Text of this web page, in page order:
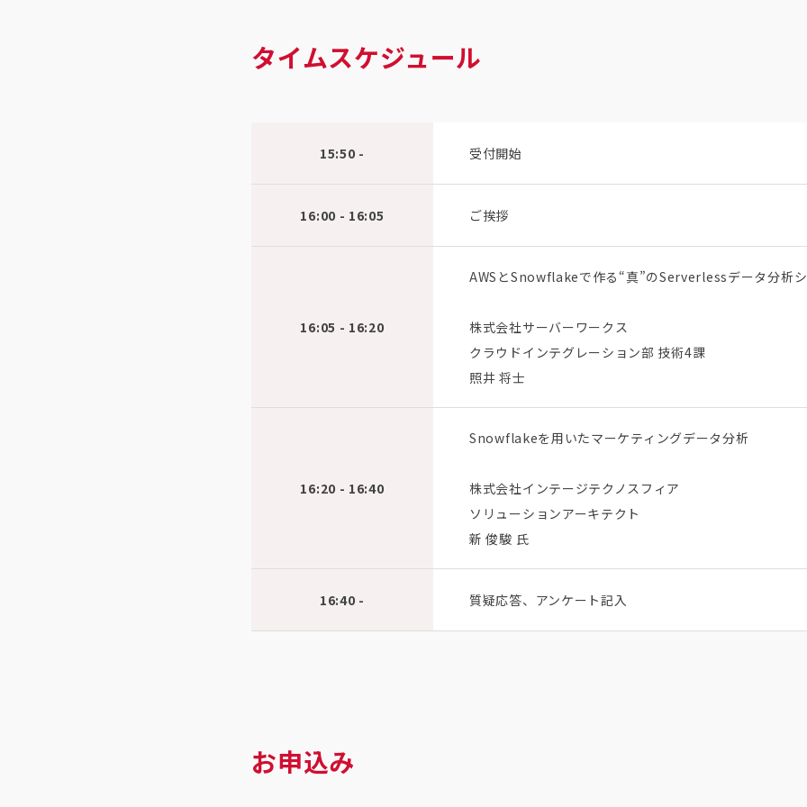
タイムスケジュール
15:50 - 受付開始
16:00 - 16:05 ご挨拶
16:05 - 16:20
AWSとSnowflakeで作る“真”のServerlessデータ分析
株式会社サーバーワークス
クラウドインテグレーション部 技術4課
照井 将士
16:20 - 16:40
Snowflakeを用いたマーケティングデータ分析​
株式会社インテージテクノスフィア
ソリューションアーキテクト
新 俊駿 氏
16:40 - 質疑応答、アンケート記入
お申込み